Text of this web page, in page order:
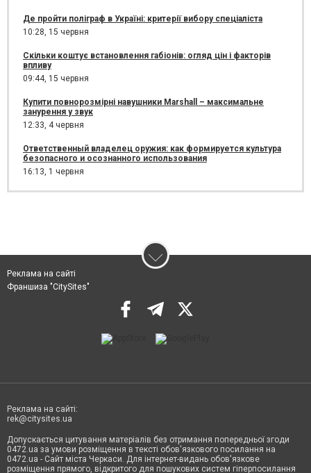
Де пройти поліграф в Україні: критерії вибору спеціаліста
10:28, 15 червня
Скільки коштує встановлення габіонів: огляд цін і факторів
впливу
09:44, 15 червня
Купити повнорозмірні навушники Marshall – максимальне
занурення у звук
12:33, 4 червня
Ответственный владелец оружия: как формируется культура
безопасного и осознанного использования
16:13, 1 червня
Реклама на сайті
Франшиза "CitySites"
Реклама на сайті:
rek@citysites.ua
Допускається цитування матеріалів без отримання попередньої згоди
0472.ua за умови розміщення в тексті обов'язкового посилання на
0472.ua - Сайт міста Черкаси. Для інтернет-видань обов'язкове
розміщення прямого, відкритого для пошукових систем гіперпосилання